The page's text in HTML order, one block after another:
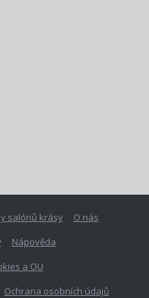
salónů krásy
O nás
Nápověda
a OU
Ochrana osobních údajů